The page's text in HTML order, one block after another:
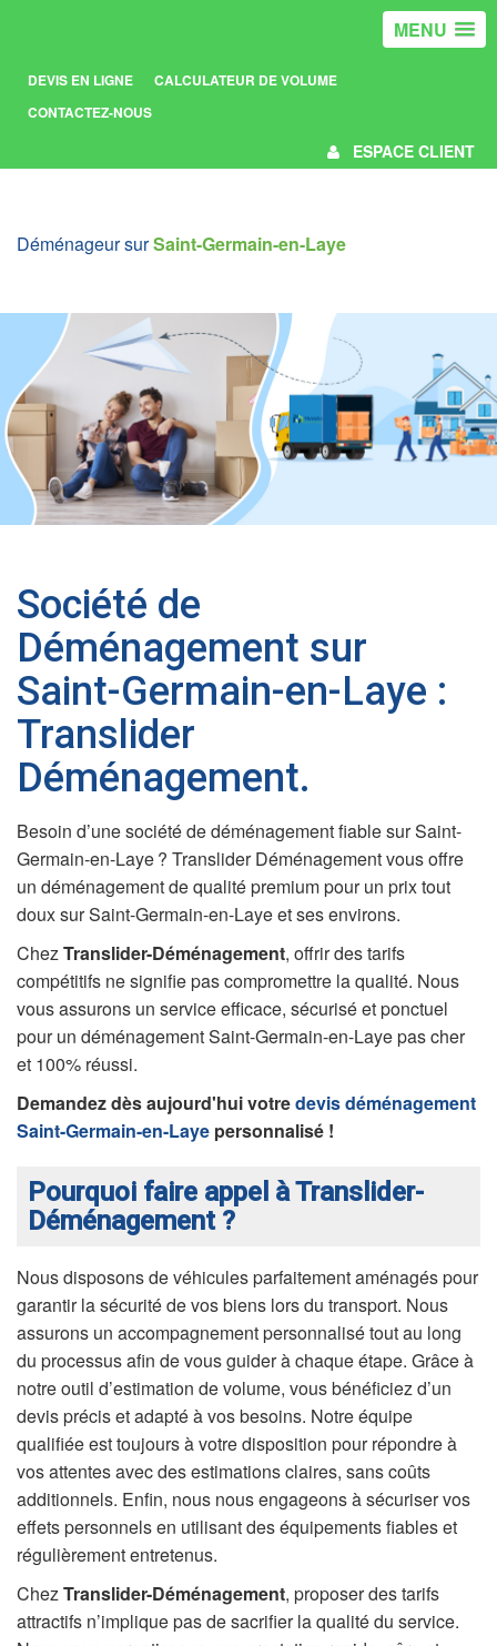
MENU
DEVIS EN LIGNE
CALCULATEUR DE VOLUME
CONTACTEZ-NOUS
ESPACE CLIENT
Déménageur surSaint-Germain-en-Laye
Société de
Déménagement sur
Saint-Germain-en-Laye :
Translider
Déménagement.
Besoin d’une société de déménagement fiable sur Saint-
Germain-en-Laye ? Translider Déménagement vous offre
un déménagement de qualité premium pour un prix tout
doux sur Saint-Germain-en-Laye et ses environs.
ChezTranslider-Déménagement, offrir des tarifs
compétitifs ne signifie pas compromettre la qualité. Nous
vous assurons un service efficace, sécurisé et ponctuel
pour un déménagement Saint-Germain-en-Laye pas cher
et 100% réussi.
Demandez dès aujourd'hui votredevis déménagement
Saint-Germain-en-Laye personnalisé !
Pourquoi faire appel à Translider-
Déménagement ?
Nous disposons de véhicules parfaitement aménagés pour
garantir la sécurité de vos biens lors du transport. Nous
assurons un accompagnement personnalisé tout au long
du processus afin de vous guider à chaque étape. Grâce à
notre outil d’estimation de volume, vous bénéficiez d’un
devis précis et adapté à vos besoins. Notre équipe
qualifiée est toujours à votre disposition pour répondre à
vos attentes avec des estimations claires, sans coûts
additionnels. Enfin, nous nous engageons à sécuriser vos
effets personnels en utilisant des équipements fiables et
régulièrement entretenus.
ChezTranslider-Déménagement, proposer des tarifs
attractifs n’implique pas de sacrifier la qualité du service.